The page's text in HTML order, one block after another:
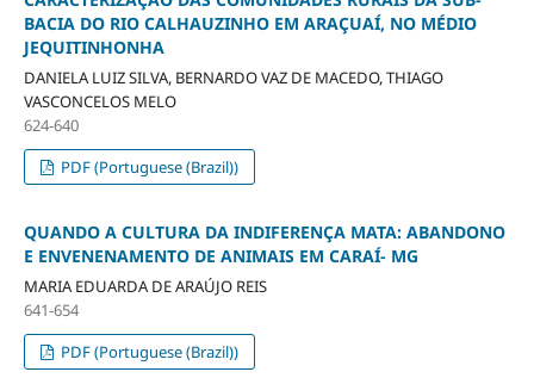
BACIA DO RIO CALHAUZINHO EM ARAÇUAÍ, NO MÉDIO
JEQUITINHONHA
DANIELA LUIZ SILVA, BERNARDO VAZ DE MACEDO, THIAGO
VASCONCELOS MELO
624-640
PDF (Portuguese (Brazil))
QUANDO A CULTURA DA INDIFERENÇA MATA: ABANDONO
E ENVENENAMENTO DE ANIMAIS EM CARAÍ- MG
MARIA EDUARDA DE ARAÚJO REIS
641-654
PDF (Portuguese (Brazil))